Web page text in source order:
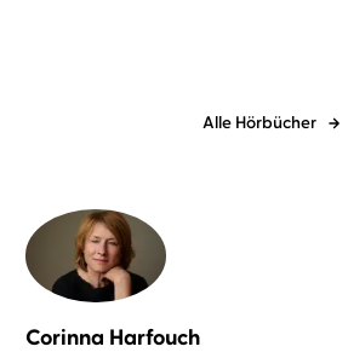
Alle Hörbücher
Corinna Harfouch